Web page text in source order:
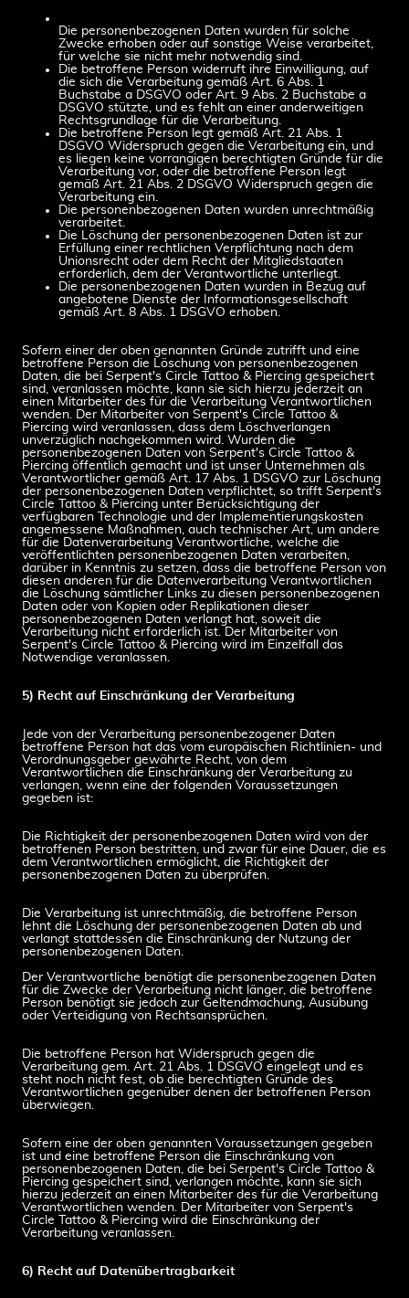
Die personenbezogenen Daten wurden für solche
Zwecke erhoben oder auf sonstige Weise verarbeitet,
für welche sie nicht mehr notwendig sind.
Die betroffene Person widerruft ihre Einwilligung, auf
die sich die Verarbeitung gemäß Art. 6 Abs. 1
Buchstabe a DSGVO oder Art. 9 Abs. 2 Buchstabe a
DSGVO stützte, und es fehlt an einer anderweitigen
Rechtsgrundlage für die Verarbeitung.
Die betroffene Person legt gemäß Art. 21 Abs. 1
DSGVO Widerspruch gegen die Verarbeitung ein, und
es liegen keine vorrangigen berechtigten Gründe für die
Verarbeitung vor, oder die betroffene Person legt
gemäß Art. 21 Abs. 2 DSGVO Widerspruch gegen die
Verarbeitung ein.
Die personenbezogenen Daten wurden unrechtmäßig
verarbeitet.
Die Löschung der personenbezogenen Daten ist zur
Erfüllung einer rechtlichen Verpflichtung nach dem
Unionsrecht oder dem Recht der Mitgliedstaaten
erforderlich, dem der Verantwortliche unterliegt.
Die personenbezogenen Daten wurden in Bezug auf
angebotene Dienste der Informationsgesellschaft
gemäß Art. 8 Abs. 1 DSGVO erhoben.
Sofern einer der oben genannten Gründe zutrifft und eine
betroffene Person die Löschung von personenbezogenen
Daten, die bei Serpent's Circle Tattoo & Piercing gespeichert
sind, veranlassen möchte, kann sie sich hierzu jederzeit an
einen Mitarbeiter des für die Verarbeitung Verantwortlichen
wenden. Der Mitarbeiter von Serpent's Circle Tattoo &
Piercing wird veranlassen, dass dem Löschverlangen
unverzüglich nachgekommen wird. Wurden die
personenbezogenen Daten von Serpent's Circle Tattoo &
Piercing öffentlich gemacht und ist unser Unternehmen als
Verantwortlicher gemäß Art. 17 Abs. 1 DSGVO zur Löschung
der personenbezogenen Daten verpflichtet, so trifft Serpent's
Circle Tattoo & Piercing unter Berücksichtigung der
verfügbaren Technologie und der Implementierungskosten
angemessene Maßnahmen, auch technischer Art, um andere
für die Datenverarbeitung Verantwortliche, welche die
veröffentlichten personenbezogenen Daten verarbeiten,
darüber in Kenntnis zu setzen, dass die betroffene Person von
diesen anderen für die Datenverarbeitung Verantwortlichen
die Löschung sämtlicher Links zu diesen personenbezogenen
Daten oder von Kopien oder Replikationen dieser
personenbezogenen Daten verlangt hat, soweit die
Verarbeitung nicht erforderlich ist. Der Mitarbeiter von
Serpent's Circle Tattoo & Piercing wird im Einzelfall das
Notwendige veranlassen.
5) Recht auf Einschränkung der Verarbeitung
Jede von der Verarbeitung personenbezogener Daten
betroffene Person hat das vom europäischen Richtlinien- und
Verordnungsgeber gewährte Recht, von dem
Verantwortlichen die Einschränkung der Verarbeitung zu
verlangen, wenn eine der folgenden Voraussetzungen
gegeben ist:
Die Richtigkeit der personenbezogenen Daten wird von der
betroffenen Person bestritten, und zwar für eine Dauer, die es
dem Verantwortlichen ermöglicht, die Richtigkeit der
personenbezogenen Daten zu überprüfen.
Die Verarbeitung ist unrechtmäßig, die betroffene Person
lehnt die Löschung der personenbezogenen Daten ab und
verlangt stattdessen die Einschränkung der Nutzung der
personenbezogenen Daten.
Der Verantwortliche benötigt die personenbezogenen Daten
für die Zwecke der Verarbeitung nicht länger, die betroffene
Person benötigt sie jedoch zur Geltendmachung, Ausübung
oder Verteidigung von Rechtsansprüchen.
Die betroffene Person hat Widerspruch gegen die
Verarbeitung gem. Art. 21 Abs. 1 DSGVO eingelegt und es
steht noch nicht fest, ob die berechtigten Gründe des
Verantwortlichen gegenüber denen der betroffenen Person
überwiegen.
Sofern eine der oben genannten Voraussetzungen gegeben
ist und eine betroffene Person die Einschränkung von
personenbezogenen Daten, die bei Serpent's Circle Tattoo &
Piercing gespeichert sind, verlangen möchte, kann sie sich
hierzu jederzeit an einen Mitarbeiter des für die Verarbeitung
Verantwortlichen wenden. Der Mitarbeiter von Serpent's
Circle Tattoo & Piercing wird die Einschränkung der
Verarbeitung veranlassen.
6) Recht auf Datenübertragbarkeit